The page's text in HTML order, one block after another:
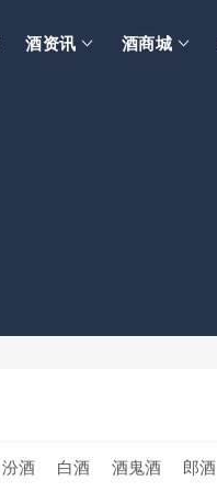
酒资讯 酒商城
汾酒 白酒 酒鬼酒 郎酒